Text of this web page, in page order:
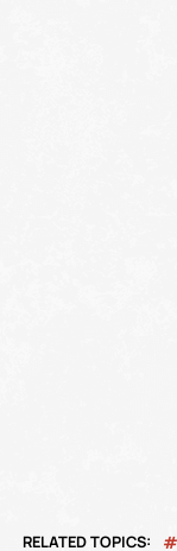
RELATED TOPICS: